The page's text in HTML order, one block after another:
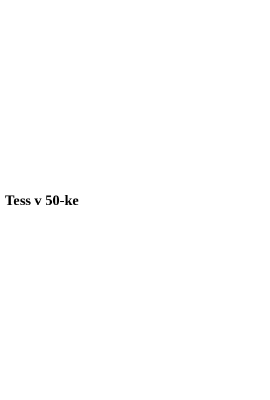
Tess v 50-ke